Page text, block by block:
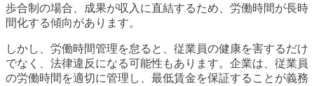
歩合制の場合、成果が収入に直結するため、労働時間が長時
間化する傾向があります。
しかし、労働時間管理を怠ると、従業員の健康を害するだけ
でなく、法律違反になる可能性もあります。企業は、従業員
の労働時間を適切に管理し、最低賃金を保証することが義務